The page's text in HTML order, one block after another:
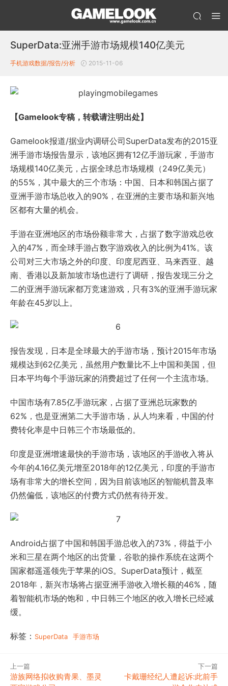
SuperData:亚洲手游市场规模140亿美元
手机游戏数据/报告/分析 2015-11-06
【Gamelook专稿，转载请注明出处】
Gamelook报道/据业内调研公司SuperData发布的2015亚
洲手游市场报告显示，该地区拥有12亿手游玩家，手游市
场规模140亿美元，占据全球总市场规模（249亿美元）
的55%，其中最大的三个市场：中国、日本和韩国占据了
亚洲手游市场总收入的90%，在亚洲的主要市场和新兴地
区都有大量的机会。
手游在亚洲地区的市场份额非常大，占据了数字游戏总收
入的47%，而全球手游占数字游戏收入的比例为41%。该
公司对三大市场之外的印度、印度尼西亚、马来西亚、越
南、香港以及新加坡市场也进行了调研，报告发现三分之
二的亚洲手游玩家都万竞速游戏，只有3%的亚洲手游玩家
年龄在45岁以上。
报告发现，日本是全球最大的手游市场，预计2015年市场
规模达到62亿美元，虽然用户数量比不上中国和美国，但
日本平均每个手游玩家的消费超过了任何一个主流市场。
中国市场有7.85亿手游玩家，占据了亚洲总玩家数的
62%，也是亚洲第二大手游市场，从人均来看，中国的付
费转化率是中日韩三个市场最低的。
印度是亚洲增速最快的手游市场，该地区的手游收入将从
今年的4.16亿美元增至2018年的12亿美元，印度的手游市
场有非常大的增长空间，因为目前该地区的智能机普及率
仍然偏低，该地区的付费方式仍然有待开发。
Android占据了中国和韩国手游总收入的73%，得益于小
米和三星在两个地区的出货量，谷歌的操作系统在这两个
国家都遥遥领先于苹果的iOS。SuperData预计，截至
2018年，新兴市场将占据亚洲手游收入增长额的46%，随
着智能机市场的饱和，中日韩三个地区的收入增长已经减
缓。
标签： SuperData 手游市场
上一篇
游族网络拟收购青果、墨灵
下一篇
卡戴珊经纪人遭起诉:此前手